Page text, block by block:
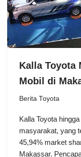
Kalla Toyota
Mobil di
Berita Toyota
Kalla Toyota
masyarakat, yang
45,94% market
Makassar.